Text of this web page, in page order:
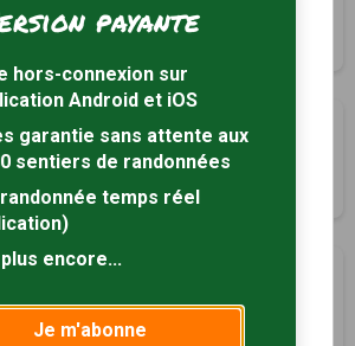
(46)
Tracé GPS
Tracé GPS
payante
hors-connexion sur
Android et iOS
garantie sans attente aux
sentiers de randonnées
randonnée temps réel
encore...
Je m'abonne